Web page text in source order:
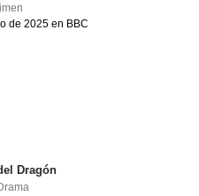
de 2025 en BBC
Dragón